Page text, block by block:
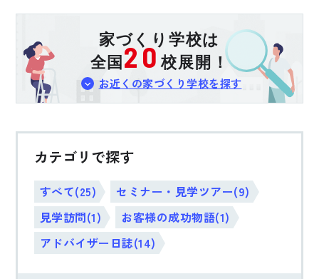
家づくり学校は
全国 20校展開！
お近くの家づくり学校を探す
カテゴリで探す
すべて(25)
セミナー・見学ツアー(9)
見学訪問(1)
お客様の成功物語(1)
アドバイザー日誌(14)